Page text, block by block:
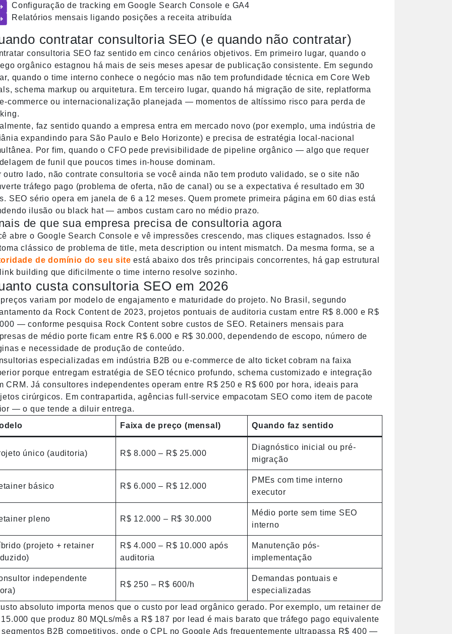
Configuração de tracking em Google Search Console e GA4
Relatórios mensais ligando posições a receita atribuída
contratar consultoria SEO (e quando não contratar)
consultoria SEO faz sentido em cinco cenários objetivos. Em primeiro lugar, quando o
orgânico estagnou há mais de seis meses apesar de publicação consistente. Em segundo
quando o time interno conhece o negócio mas não tem profundidade técnica em Core Web
schema markup ou arquitetura. Em terceiro lugar, quando há migração de site, replatforma
commerce ou internacionalização planejada — momentos de altíssimo risco para perda de
faz sentido quando a empresa entra em mercado novo (por exemplo, uma indústria de
expandindo para São Paulo e Belo Horizonte) e precisa de estratégia local-nacional
Por fim, quando o CFO pede previsibilidade de pipeline orgânico — algo que requer
de funil que poucos times in-house dominam.
outro lado, não contrate consultoria se você ainda não tem produto validado, se o site não
tráfego pago (problema de oferta, não de canal) ou se a expectativa é resultado em 30
SEO sério opera em janela de 6 a 12 meses. Quem promete primeira página em 60 dias está
ilusão ou black hat — ambos custam caro no médio prazo.
de que sua empresa precisa de consultoria agora
abre o Google Search Console e vê impressões crescendo, mas cliques estagnados. Isso é
clássico de problema de title, meta description ou intent mismatch. Da mesma forma, se a
de domínio do seu site está abaixo dos três principais concorrentes, há gap estrutural
building que dificilmente o time interno resolve sozinho.
custa consultoria SEO em 2026
variam por modelo de engajamento e maturidade do projeto. No Brasil, segundo
da Rock Content de 2023, projetos pontuais de auditoria custam entre R$ 8.000 e R$
— conforme pesquisa Rock Content sobre custos de SEO. Retainers mensais para
de médio porte ficam entre R$ 6.000 e R$ 30.000, dependendo de escopo, número de
e necessidade de produção de conteúdo.
especializadas em indústria B2B ou e-commerce de alto ticket cobram na faixa
porque entregam estratégia de SEO técnico profundo, schema customizado e integração
CRM. Já consultores independentes operam entre R$ 250 e R$ 600 por hora, ideais para
cirúrgicos. Em contrapartida, agências full-service empacotam SEO como item de pacote
— o que tende a diluir entrega.
Faixa de preço (mensal) Quando faz sentido
único (auditoria) R$ 8.000 – R$ 25.000
Diagnóstico inicial ou pré-
migração
básico R$ 6.000 – R$ 12.000
PMEs com time interno
executor
pleno R$ 12.000 – R$ 30.000
Médio porte sem time SEO
interno
(projeto + retainer
R$ 4.000 – R$ 10.000 após
auditoria
Manutenção pós-
implementação
independente
R$ 250 – R$ 600/h
Demandas pontuais e
especializadas
absoluto importa menos que o custo por lead orgânico gerado. Por exemplo, um retainer de
15.000 que produz 80 MQLs/mês a R$ 187 por lead é mais barato que tráfego pago equivalente
segmentos B2B competitivos, onde o CPL no Google Ads frequentemente ultrapassa R$ 400 —